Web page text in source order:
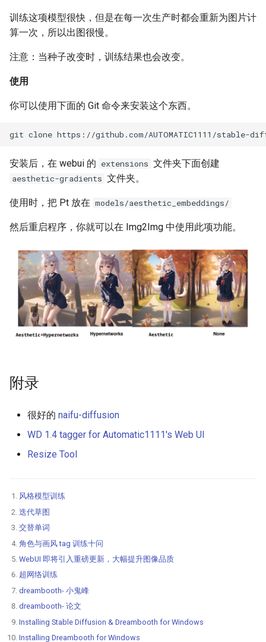
训练这项模型很快，但是在每一次生产时都会重新为图片计
算一次，所以出图很慢。
注意：当种子改变时，训练结果也会改变。
使用
你可以使用下面的 Git 命令来安装这个东西。
安装后，在 webui 的 extensions 文件夹下面创建
aesthetic-gradients 文件夹。
使用时，把 Pt 放在 models/aesthetic_embeddings/
然后重启程序，你就可以在 Img2Img 中使用此项功能。
附录
很好的 naifu-diffusion
WD 1.4 tagger for Automatic1111's Web UI
Resize Tool
风格模型训练
迭代草图
交替单词
角色与画风 tag 训练十问
WebUI 即将引入重磅更新，大幅提升图像品质
超网络训练
dreambooth- 小鬼峰
dreambooth- 论文
Installing Stable Diffusion & Dreambooth for Windows
Installing Dreambooth for Windows